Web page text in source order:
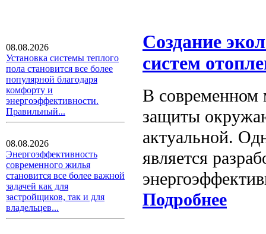
08.08.2026
Установка системы теплого
пола становится все более
популярной благодаря
комфорту и
энергоэффективности.
Правильный...
08.08.2026
Энергоэффективность
современного жилья
становится все более важной
задачей как для
застройщиков, так и для
владельцев...
Создание
систем
В современном
защиты
актуальной.
является
Подробнее